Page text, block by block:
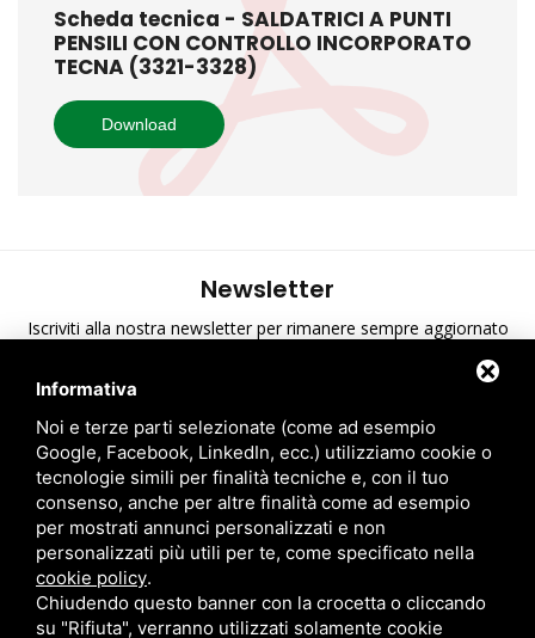
Scheda tecnica - SALDATRICI A PUNTI
PENSILI CON CONTROLLO INCORPORATO
TECNA (3321-3328)
Download
Newsletter
Iscriviti alla nostra newsletter per rimanere sempre aggiornato
Ho preso visione dell'informativa sulla privacy
Informativa
Noi e terze parti selezionate (come ad esempio
Google, Facebook, LinkedIn, ecc.) utilizziamo cookie o
tecnologie simili per finalità tecniche e, con il tuo
consenso, anche per altre finalità come ad esempio
per mostrati annunci personalizzati e non
personalizzati più utili per te, come specificato nella
cookie policy.
Chiudendo questo banner con la crocetta o cliccando
su "Rifiuta", verranno utilizzati solamente cookie